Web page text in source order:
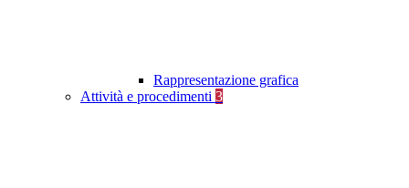
Rappresentazione grafica
Attività e procedimenti 3